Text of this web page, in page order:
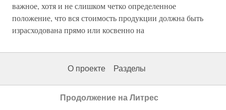
важное, хотя и не слишком четко определенное
положение, что вся стоимость продукции должна быть
израсходована прямо или косвенно на
О проекте Разделы
Продолжение на Литрес